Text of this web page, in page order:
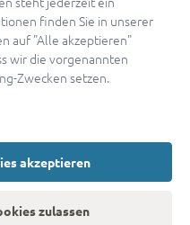
Hier registrieren
finden Sie in unserer
auf "Alle akzeptieren"
wir die vorgenannten
Zwecken setzen.
akzeptieren
zulassen